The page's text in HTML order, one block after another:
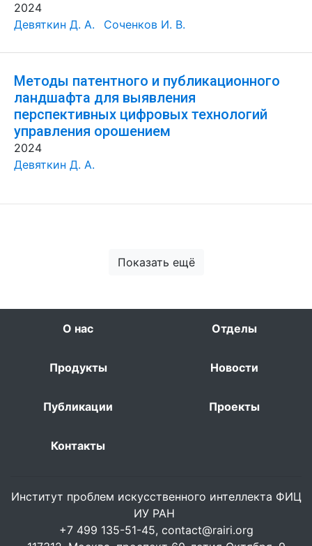
2024
Девяткин Д. А.
Соченков И. В.
Методы патентного и публикационного
ландшафта для выявления
перспективных цифровых технологий
управления орошением
2024
Девяткин Д. А.
Показать ещё
О нас Отделы
Продукты Новости
Публикации Проекты
Контакты
Институт проблем искусственного интеллекта ФИЦ
ИУ РАН
+7 499 135-51-45, contact@rairi.org